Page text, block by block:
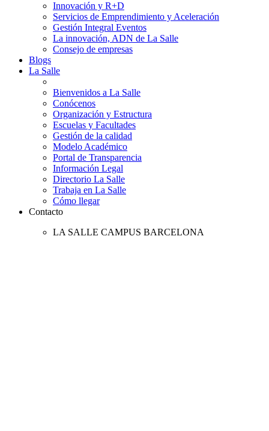
Innovación y R+D
Servicios de Emprendimiento y Aceleración
Gestión Integral Eventos
La innovación, ADN de La Salle
Consejo de empresas
Blogs
La Salle
Bienvenidos a La Salle
Conócenos
Organización y Estructura
Escuelas y Facultades
Gestión de la calidad
Modelo Académico
Portal de Transparencia
Información Legal
Directorio La Salle
Trabaja en La Salle
Cómo llegar
Contacto
LA SALLE CAMPUS BARCELONA